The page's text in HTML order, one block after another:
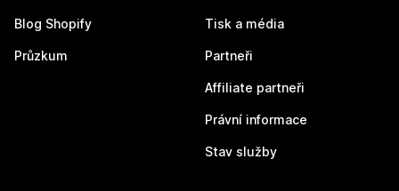
Blog Shopify
Průzkum
Tisk a média
Partneři
Affiliate partneři
Právní informace
Stav služby